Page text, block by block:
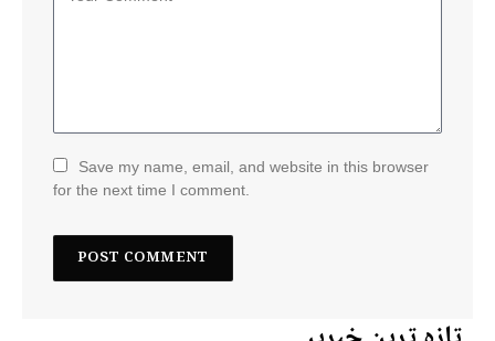
Save my name, email, and website in this browser
for the next time I comment.